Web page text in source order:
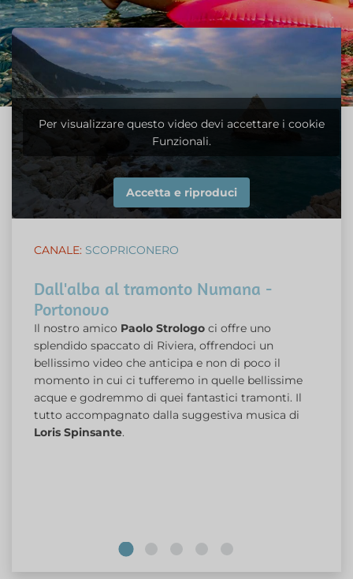
Per visualizzare questo video devi accettare i cookie
Funzionali.
Accetta e riproduci
CANALE: SCOPRICONERO
Dall'alba al tramonto Numana -
Portonovo
Il nostro amico Paolo Strologo ci offre uno
splendido spaccato di Riviera, offrendoci un
bellissimo video che anticipa e non di poco il
momento in cui ci tufferemo in quelle bellissime
acque e godremmo di quei fantastici tramonti. Il
tutto accompagnato dalla suggestiva musica di
Loris Spinsante.